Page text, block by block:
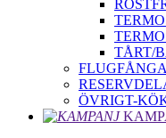
TÅRT/
ÖVRIGT-